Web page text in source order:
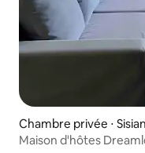
Chambre privée ⋅ Sisian
Maison d'hôtes